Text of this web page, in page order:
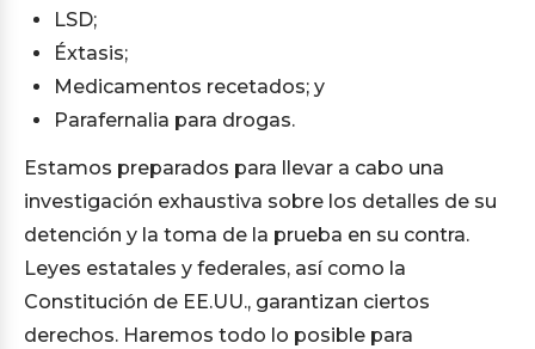
LSD;
Éxtasis;
Medicamentos recetados; y
Parafernalia para drogas.
Estamos preparados para llevar a cabo una
investigación exhaustiva sobre los detalles de su
detención y la toma de la prueba en su contra.
Leyes estatales y federales, así como la
Constitución de EE.UU., garantizan ciertos
derechos. Haremos todo lo posible para